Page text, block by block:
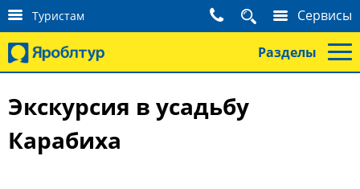
Туристам
К
о
а
т
ы
Сервисы
Разделы
Экскурсия в усадьбу
Карабиха